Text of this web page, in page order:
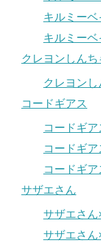
キルミー
キルミー
クレヨンしんち
クレヨン
コードギアス
コードギ
コードギ
コードギ
サザエさん
サザエさ
サザエさん